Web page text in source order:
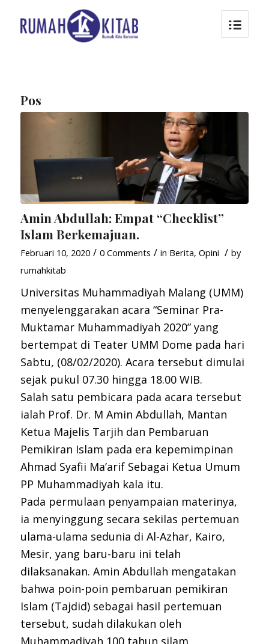
Pos
Amin Abdullah: Empat “Checklist”
Islam Berkemajuan.
Februari 10, 2020 / 0 Comments / in Berita, Opini / by
rumahkitab
Universitas Muhammadiyah Malang (UMM)
menyelenggarakan acara “Seminar Pra-
Muktamar Muhammadiyah 2020” yang
bertempat di Teater UMM Dome pada hari
Sabtu, (08/02/2020). Acara tersebut dimulai
sejak pukul 07.30 hingga 18.00 WIB.
Salah satu pembicara pada acara tersebut
ialah Prof. Dr. M Amin Abdullah, Mantan
Ketua Majelis Tarjih dan Pembaruan
Pemikiran Islam pada era kepemimpinan
Ahmad Syafii Ma’arif Sebagai Ketua Umum
PP Muhammadiyah kala itu.
Pada permulaan penyampaian materinya,
ia menyinggung secara sekilas pertemuan
ulama-ulama sedunia di Al-Azhar, Kairo,
Mesir, yang baru-baru ini telah
dilaksanakan. Amin Abdullah mengatakan
bahwa poin-poin pembaruan pemikiran
Islam (Tajdid) sebagai hasil pertemuan
tersebut, sudah dilakukan oleh
Muhammadiyah 100 tahun silam.